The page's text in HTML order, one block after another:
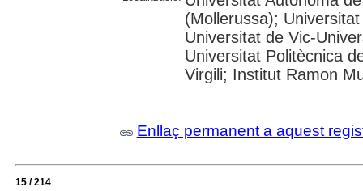
(Mollerussa);
Universitat de Vic-
Universitat Politècnica
Virgili; Institut Ramon
Enllaç permanent a aquest
15 / 214